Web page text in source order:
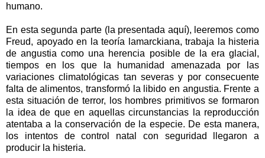
humano.
En esta segunda parte (la presentada aquí), leeremos como
Freud, apoyado en la teoría lamarckiana, trabaja la histeria
de angustia como una herencia posible de la era glacial,
tiempos en los que la humanidad amenazada por las
variaciones climatológicas tan severas y por consecuente
falta de alimentos, transformó la libido en angustia. Frente a
esta situación de terror, los hombres primitivos se formaron
la idea de que en aquellas circunstancias la reproducción
atentaba a la conservación de la especie. De esta manera,
los intentos de control natal con seguridad llegaron a
producir la histeria.